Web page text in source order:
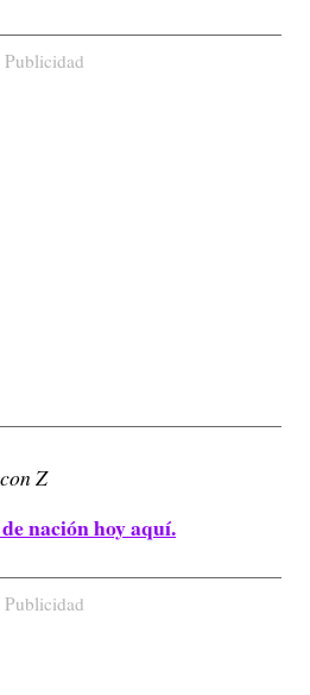
Publicidad
Z
nación hoy aquí.
Publicidad